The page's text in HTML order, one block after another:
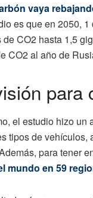
vaya
es que en 2050,
CO2 hasta 1,5
CO2 al año de
para
el estudio hizo un
tipos de vehículos,
para tener
mundo en 59